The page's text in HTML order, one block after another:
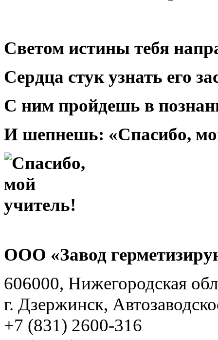
Светом истины тебя
Сердца стук узнать его
С ним пройдешь в
И шепнешь: «Спасибо,
ООО «Завод
606000, Нижегородская
г. Дзержинск,
+7 (831) 2600-316